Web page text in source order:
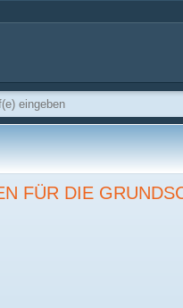
FÜR DIE